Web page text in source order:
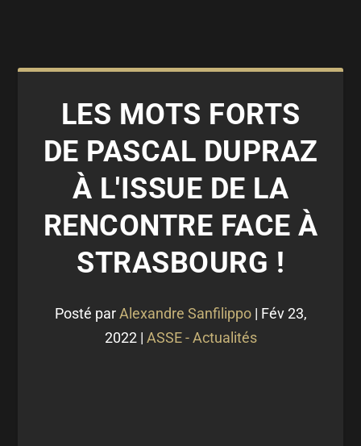
LES MOTS FORTS
DE PASCAL DUPRAZ
À L'ISSUE DE LA
RENCONTRE FACE À
STRASBOURG !
Posté parAlexandre Sanfilippo| Fév 23,
2022| ASSE - Actualités